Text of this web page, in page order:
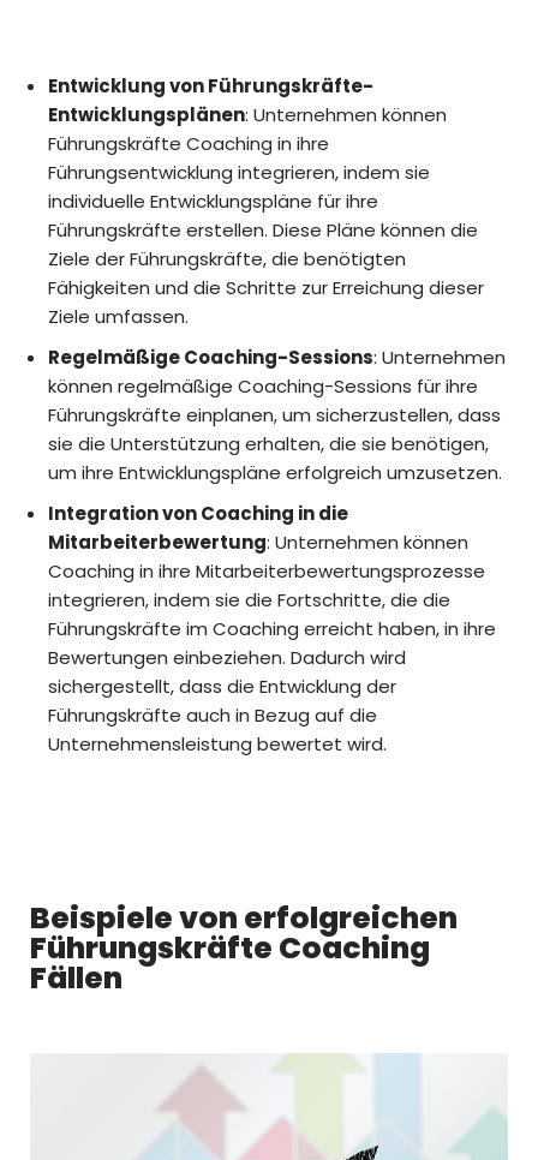
Entwicklung von Führungskräfte-
Entwicklungsplänen: Unternehmen können
Führungskräfte Coaching in ihre
Führungsentwicklung integrieren, indem sie
individuelle Entwicklungspläne für ihre
Führungskräfte erstellen. Diese Pläne können die
Ziele der Führungskräfte, die benötigten
Fähigkeiten und die Schritte zur Erreichung dieser
Ziele umfassen.
Regelmäßige Coaching-Sessions: Unternehmen
können regelmäßige Coaching-Sessions für ihre
Führungskräfte einplanen, um sicherzustellen, dass
sie die Unterstützung erhalten, die sie benötigen,
um ihre Entwicklungspläne erfolgreich umzusetzen.
Integration von Coaching in die
Mitarbeiterbewertung: Unternehmen können
Coaching in ihre Mitarbeiterbewertungsprozesse
integrieren, indem sie die Fortschritte, die die
Führungskräfte im Coaching erreicht haben, in ihre
Bewertungen einbeziehen. Dadurch wird
sichergestellt, dass die Entwicklung der
Führungskräfte auch in Bezug auf die
Unternehmensleistung bewertet wird.
Beispiele von erfolgreichen
Führungskräfte Coaching
Fällen